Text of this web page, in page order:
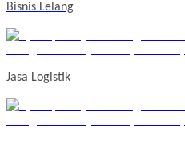
Bisnis Lelang
Jasa Logistik